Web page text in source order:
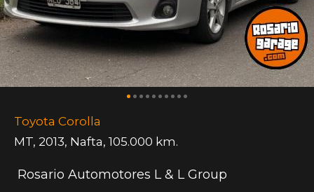
Toyota Corolla
MT, 2013, Nafta, 105.000 km.
Rosario Automotores L & L Group